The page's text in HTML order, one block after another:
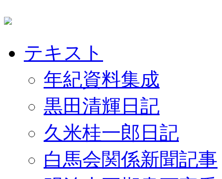
テキスト
年紀資料集成
黒田清輝日記
久米桂一郎日記
白馬会関係新聞記事